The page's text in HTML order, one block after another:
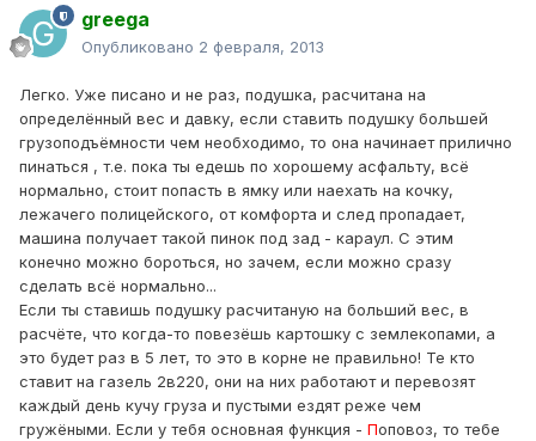
greega
Опубликовано 2 февраля, 2013
Легко. Уже писано и не раз, подушка, расчитана на
определённый вес и давку, если ставить подушку большей
грузоподъёмности чем необходимо, то она начинает прилично
пинаться , т.е. пока ты едешь по хорошему асфальту, всё
нормально, стоит попасть в ямку или наехать на кочку,
лежачего полицейского, от комфорта и след пропадает,
машина получает такой пинок под зад - караул. С этим
конечно можно бороться, но зачем, если можно сразу
сделать всё нормально...
Если ты ставишь подушку расчитаную на больший вес, в
расчёте, что когда-то повезёшь картошку с землекопами, а
это будет раз в 5 лет, то это в корне не правильно! Те кто
ставит на газель 2в220, они на них работают и перевозят
каждый день кучу груза и пустыми ездят реже чем
гружёными. Если у тебя основная функция - Поповоз, то тебе